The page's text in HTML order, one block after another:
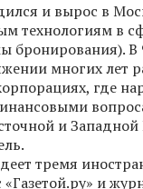
и вырос в
технологиям в
бронирования).
многих лет
где
и
тремя
и